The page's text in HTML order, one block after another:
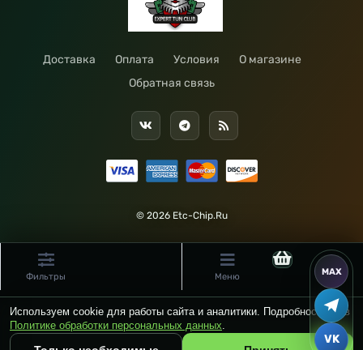
Доставка Оплата Условия
О магазине
Обратная связь
© 2026 Etc-Chip.Ru
Фильтры Меню
Используем cookie для работы сайта и аналитики. Подробности — в
Политике обработки персональных данных.